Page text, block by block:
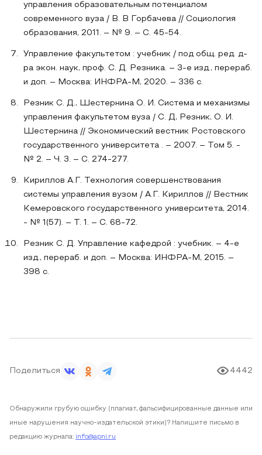
управления образовательным потенциалом
современного вуза / В. В Горбачева // Социология
образования, 2011. – № 9. – С. 45-54.
Управление факультетом : учебник / под общ. ред. д-
ра экон. наук, проф. С. Д. Резника. – 3-е изд., перераб.
и доп. – Москва: ИНФРА-М, 2020. – 336 с.
Резник С. Д., Шестернина О. И. Система и механизмы
управления факультетом вуза / С. Д, Резник, О. И.
Шестернина // Экономический вестник Ростовского
государственного университета . – 2007. – Том 5. -
№ 2. – Ч. 3. – С. 274-277.
Кириллов А.Г. Технология совершенствования
системы управления вузом / А.Г. Кириллов // Вестник
Кемеровского государственного университета, 2014.
- № 1(57). – Т. 1. – С. 68-72.
Резник С. Д. Управление кафедрой : учебник. – 4-е
изд., перераб. и доп. – Москва: ИНФРА-М, 2015. –
398 с.
Поделиться 4442
Обнаружили грубую ошибку (плагиат, фальсифицированные данные или
иные нарушения научно-издательской этики)? Напишите письмо в
редакцию журнала: info@apni.ru